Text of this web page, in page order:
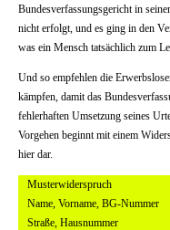
Bundesverfassungsgericht in
nicht erfolgt, und es ging in den
was ein Mensch tatsächlich zum
Und so empfehlen die
kämpfen, damit das
fehlerhaften Umsetzung seines
Vorgehen beginnt mit einem
hier dar.
Musterwiderspruch
Name, Vorname, BG-Nummer
Straße, Hausnummer